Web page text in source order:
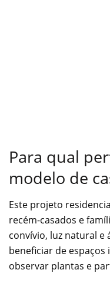
Para qual
modelo de
Este projeto
recém-casados e
convívio, luz natural e
beneficiar de
observar plantas e